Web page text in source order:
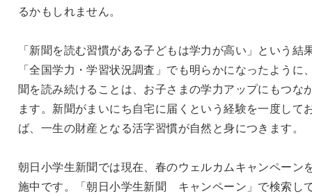
るかもしれません。
「新聞を読む習慣がある子どもは学力が高い」という結
「全国学力・学習状況調査」でも明らかになったように
聞を読み続けることは、お子さまの学力アップにもつな
ます。新聞がまいにち自宅に届くという経験を一度して
ば、一生の財産となる活字習慣が自然と身につきます。
朝日小学生新聞では現在、春のウェルカムキャンペーン
施中です。「朝日小学生新聞 キャンペーン」で検索し